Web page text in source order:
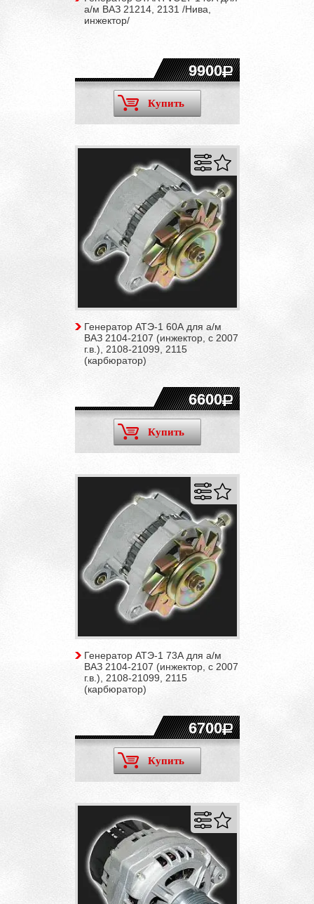
а/м ВАЗ 21214, 2131 /Нива,
инжектор/
9900
Купить
Генератор АТЭ-1 60А для а/м
ВАЗ 2104-2107 (инжектор, c 2007
г.в.), 2108-21099, 2115
(карбюратор)
6600
Купить
Генератор АТЭ-1 73А для а/м
ВАЗ 2104-2107 (инжектор, c 2007
г.в.), 2108-21099, 2115
(карбюратор)
6700
Купить